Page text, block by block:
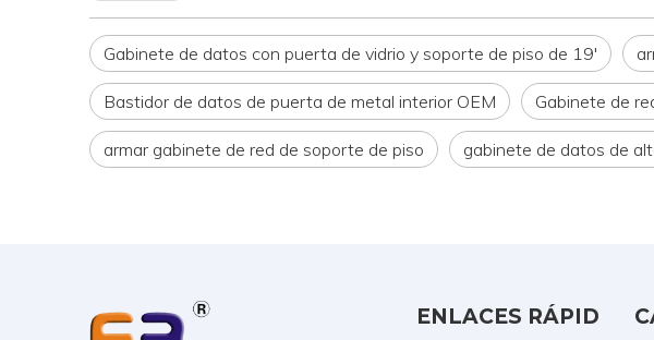
Gabinete de datos con puerta de vidrio y soporte de piso de 19'
Bastidor de datos de puerta de metal interior OEM Gabinete de
armar gabinete de red de soporte de piso gabinete de datos de
ENLACES RÁPID